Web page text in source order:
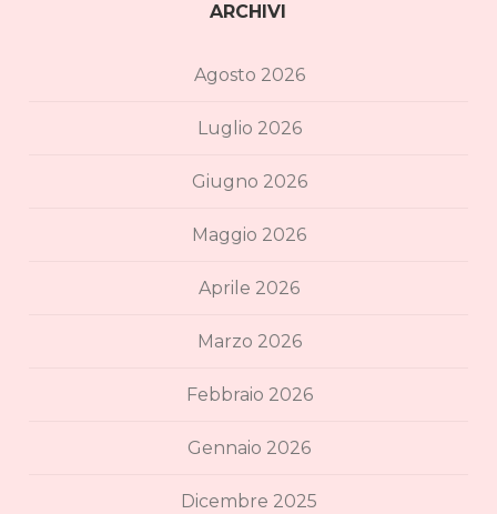
ARCHIVI
Agosto 2026
Luglio 2026
Giugno 2026
Maggio 2026
Aprile 2026
Marzo 2026
Febbraio 2026
Gennaio 2026
Dicembre 2025